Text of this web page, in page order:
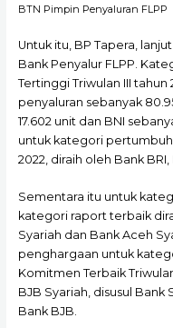
BTN Pimpin Penyaluran FLPP
Untuk itu, BP Tapera,
Bank Penyalur FLPP.
Tertinggi Triwulan III
penyaluran sebanyak
17.602 unit dan BNI
untuk kategori
2022, diraih oleh Bank BRI,
Sementara itu untuk
kategori raport terbaik
Syariah dan Bank Aceh
penghargaan untuk
Komitmen Terbaik
BJB Syariah, disusul Bank
Bank BJB.